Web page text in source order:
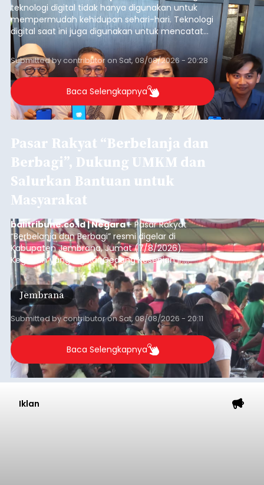
teknologi digital tidak hanya digunakan untuk
mempermudah kehidupan sehari-hari. Teknologi
digital saat ini juga digunakan untuk mencatat
dan mengelola data base alumni dari suatu
sekolah, salah satunya adalah alumni SMA 1
Denpasar.
Submitted bycontributoronSat, 08/08/2026 - 20:28
Baca Selengkapnya
Pasar Rakyat “Berbelanja dan
Berbagi”, Dukung UMKM dan
Salurkan Bantuan untuk
Masyarakat
balitribune.co.id | Negara- Pasar Rakyat
“Berbelanja dan Berbagi” resmi digelar di
Kabupaten Jembrana, Jumat (7/8/2026).
Kegiatan yang digelar Gedung Kesenian Ir.
Soekarno ini memadukan pemberdayaan
ekonomi masyarakat dengan aksi sosial tersebut
mendapat antusiasme tinggi dan mencatat nilai
transaksi mencapai Rp672.733.200.
Jembrana
Submitted bycontributoronSat, 08/08/2026 - 20:11
Baca Selengkapnya
Iklan